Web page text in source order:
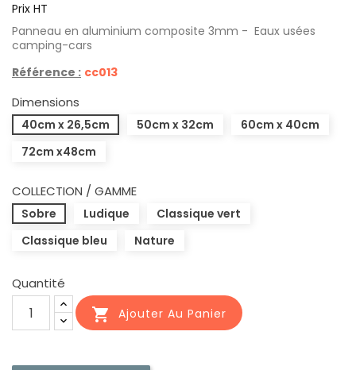
Prix HT
Panneau en aluminium composite 3mm - Eaux usées
camping-cars
Référence : cc013
Dimensions
40cm x 26,5cm 50cm x 32cm
60cm x 40cm
72cm x48cm
COLLECTION / GAMME
Sobre Ludique
Classique vert
Classique bleu
Nature
Quantité
 Ajouter Au Panier